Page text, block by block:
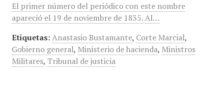
El primer número del periódico con este nombre
apareció el 19 de noviembre de 1835. Al…
Etiquetas: Anastasio Bustamante, Corte Marcial,
Gobierno general, Ministerio de hacienda, Ministros
Militares, Tribunal de justicia